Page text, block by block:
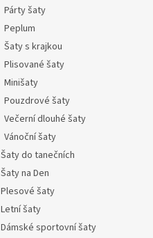
Párty šaty
Peplum
Šaty s krajkou
Plisované šaty
Minišaty
Pouzdrové šaty
Večerní dlouhé šaty
Vánoční šaty
Šaty do tanečních
Šaty na Den
Plesové šaty
Letní šaty
Dámské sportovní šaty